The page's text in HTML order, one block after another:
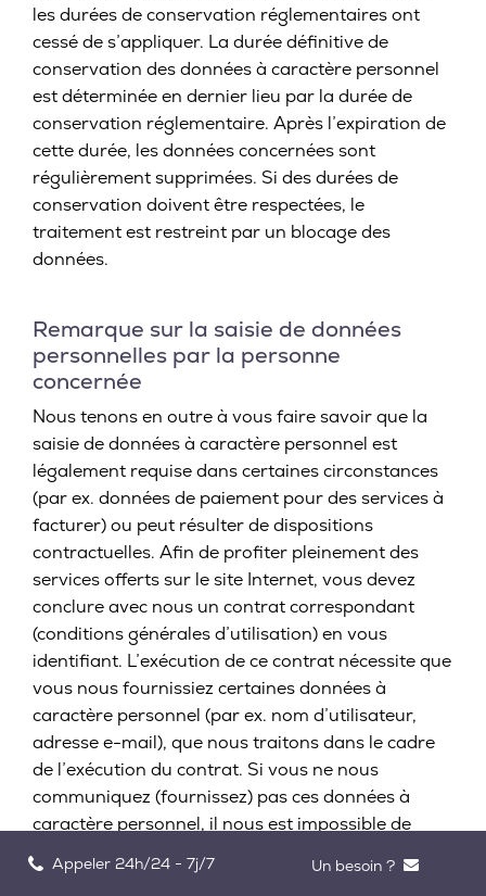
les durées de conservation réglementaires ont
cessé de s’appliquer. La durée définitive de
conservation des données à caractère personnel
est déterminée en dernier lieu par la durée de
conservation réglementaire. Après l’expiration de
cette durée, les données concernées sont
régulièrement supprimées. Si des durées de
conservation doivent être respectées, le
traitement est restreint par un blocage des
données.
Remarque sur la saisie de données
personnelles par la personne
concernée
Nous tenons en outre à vous faire savoir que la
saisie de données à caractère personnel est
légalement requise dans certaines circonstances
(par ex. données de paiement pour des services à
facturer) ou peut résulter de dispositions
contractuelles. Afin de profiter pleinement des
services offerts sur le site Internet, vous devez
conclure avec nous un contrat correspondant
(conditions générales d’utilisation) en vous
identifiant. L’exécution de ce contrat nécessite que
vous nous fournissiez certaines données à
caractère personnel (par ex. nom d’utilisateur,
adresse e-mail), que nous traitons dans le cadre
de l’exécution du contrat. Si vous ne nous
communiquez (fournissez) pas ces données à
caractère personnel, il nous est impossible de
conclure ce contrat avec vous ou, si une partie
seulement des données est fournie, il est
Appeler 24h/24 - 7j/7 Un besoin ?